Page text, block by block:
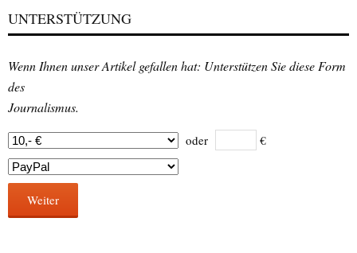
UNTERSTÜTZUNG
Wenn Ihnen unser Artikel gefallen hat: Unterstützen Sie diese Form
des
Journalismus.
oder €
Weiter